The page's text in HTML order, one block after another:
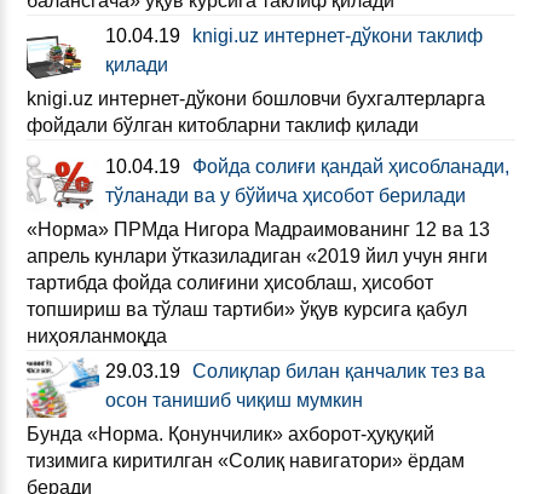
10.04.19
knigi.uz интернет-дўкони таклиф
қилади
knigi.uz интернет-дўкони бошловчи бухгалтерларга
фойдали бўлган китобларни таклиф қилади
10.04.19
Фойда солиғи қандай ҳисобланади,
тўланади ва у бўйича ҳисобот берилади
«Норма» ПРМда Нигора Мадраимованинг 12 ва 13
апрель кунлари ўтказиладиган «2019 йил учун янги
тартибда фойда солиғини ҳисоблаш, ҳисобот
топшириш ва тўлаш тартиби» ўқув курсига қабул
ниҳояланмоқда
29.03.19 Солиқлар билан қанчалик тез ва
осон танишиб чиқиш мумкин
Бунда «Норма. Қонунчилик» ахборот-ҳуқуқий
тизимига киритилган «Солиқ навигатори» ёрдам
беради